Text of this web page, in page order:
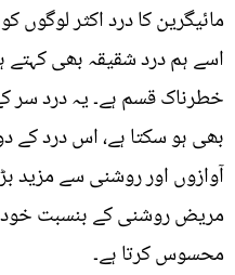
مائیگرین کا درد اکثر لوگوں
اسے ہم درد شقیقہ بھی
خطرناک قسم ہے۔ یہ درد سر
بھی ہو سکتا ہے، اس درد کے
آوازوں اور روشنی سے مزید
مریض روشنی کے بنسبت
محسوس کرتا ہے۔